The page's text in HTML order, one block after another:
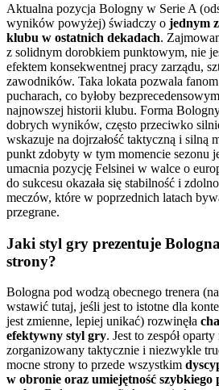
Aktualna pozycja Bologny w Serie A
wyników powyżej) świadczy o jednym
klubu w ostatnich dekadach.
z solidnym dorobkiem punktowym, nie
efektem konsekwentnej pracy zarządu,
zawodników. Taka lokata pozwala
pucharach, co byłoby
najnowszej historii klubu. Forma
dobrych wyników, często przeciwko
wskazuje na dojrzałość taktyczną i silną
punkt zdobyty w tym momencie sezonu
umacnia pozycję Felsinei w walce o
do sukcesu okazała się stabilność i
meczów, które w poprzednich latach
przegrane.
Jaki styl gry prezentuje
strony?
Bologna pod wodzą obecnego trenera
wstawić tutaj, jeśli jest to istotne dla
jest zmienne, lepiej unikać) rozwinęła
efektywny styl gry. Jest to zespół
zorganizowany taktycznie i niezwykle
mocne strony to przede wszystkim
w obronie oraz umiejętność szybkiego